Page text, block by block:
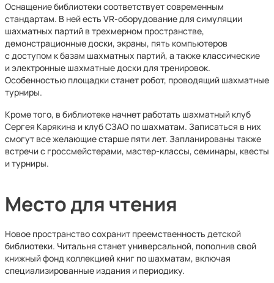
Оснащение библиотеки соответствует современным
стандартам. В ней есть VR-оборудование для симуляции
шахматных партий в трехмерном пространстве,
демонстрационные доски, экраны, пять компьютеров
с доступом к базам шахматных партий, а также классические
и электронные шахматные доски для тренировок.
Особенностью площадки станет робот, проводящий шахматные
турниры.
Кроме того, в библиотеке начнет работать шахматный клуб
Сергея Карякина и клуб СЗАО по шахматам. Записаться в них
смогут все желающие старше пяти лет. Запланированы также
встречи с гроссмейстерами, мастер-классы, семинары, квесты
и турниры.
Место для чтения
Новое пространство сохранит преемственность детской
библиотеки. Читальня станет универсальной, пополнив свой
книжный фонд коллекцией книг по шахматам, включая
специализированные издания и периодику.